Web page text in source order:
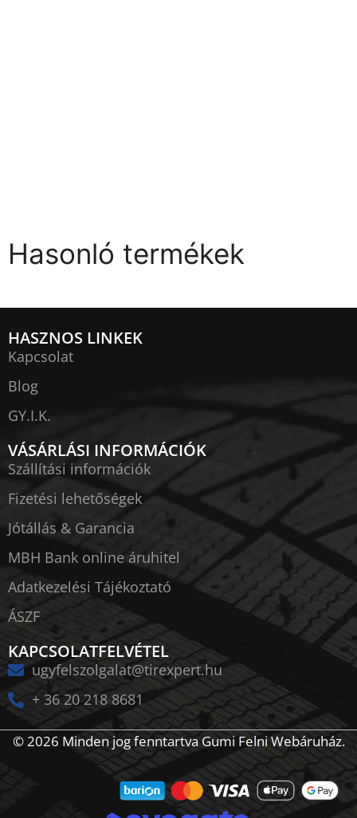
Hasonló termékek
HASZNOS LINKEK
Kapcsolat
Blog
GY.I.K.
VÁSÁRLÁSI INFORMÁCIÓK
Szállítási információk
Fizetési lehetőségek
Jótállás & Garancia
MBH Bank online áruhitel
Adatkezelési Tájékoztató
ÁSZF
KAPCSOLATFELVÉTEL
ugyfelszolgalat@tirexpert.hu
+ 36 20 218 8681
© 2026 Minden jog fenntartva Gumi Felni Webáruház.